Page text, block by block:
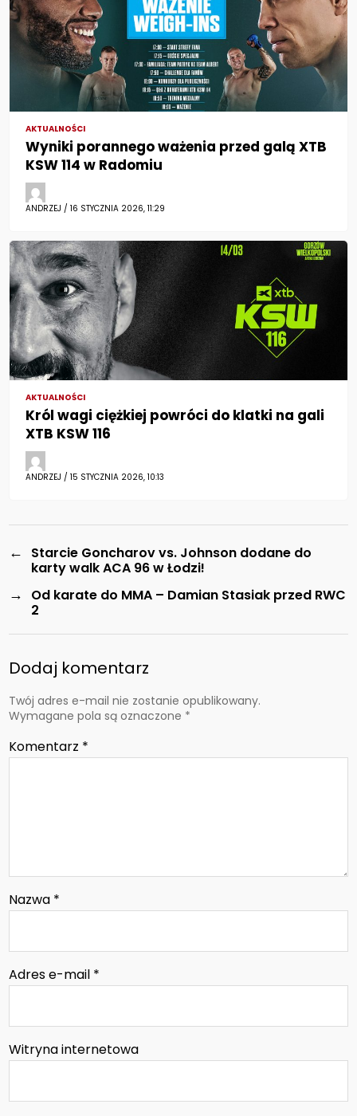
AKTUALNOŚCI
Wyniki porannego ważenia przed galą XTB
KSW 114 w Radomiu
ANDRZEJ / 16 STYCZNIA 2026, 11:29
AKTUALNOŚCI
Król wagi ciężkiej powróci do klatki na gali
XTB KSW 116
ANDRZEJ / 15 STYCZNIA 2026, 10:13
←
Starcie Goncharov vs. Johnson dodane do
karty walk ACA 96 w Łodzi!
→
Od karate do MMA – Damian Stasiak przed RWC
2
Dodaj komentarz
Twój adres e-mail nie zostanie opublikowany.
Wymagane pola są oznaczone *
Komentarz *
Nazwa *
Adres e-mail *
Witryna internetowa